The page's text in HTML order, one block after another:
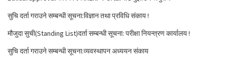
सुचि दर्ता गराउने सम्बन्धी सूचना:विज्ञान तथा प्रविधि संकाय !
मौजुदा सुची(Standing List)दर्ता सम्बन्धी सूचना: परीक्षा नियन्त्रण कार्यालय !
सुचि दर्ता गराउने सम्बन्धी सूचना:व्यवस्थापन अध्ययन संकाय